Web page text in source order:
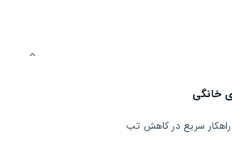
خانگی
سریع در کاهش تب